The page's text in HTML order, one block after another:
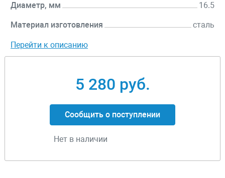
Диаметр, мм 16.5
Материал изготовления сталь
Перейти к описанию
5 280 руб.
Сообщить о поступлении
Нет в наличии